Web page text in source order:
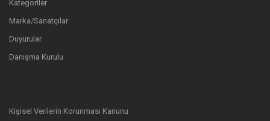
Kategoriler
Marka/Sanatçılar
Duyurular
Danışma Kurulu
Kişisel Verilerin Korunması Kanunu